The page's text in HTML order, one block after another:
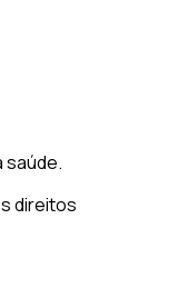
saúde.
direitos